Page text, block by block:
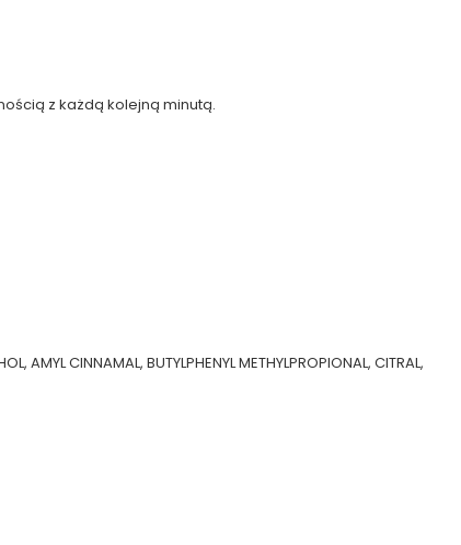
z każdą kolejną minutą.
AMYL CINNAMAL, BUTYLPHENYL METHYLPROPIONAL, CITRAL,